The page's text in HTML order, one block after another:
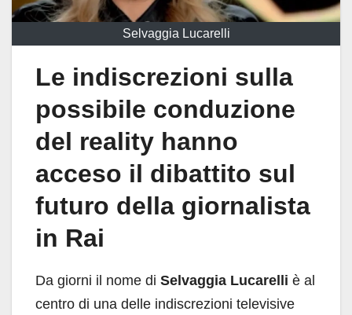
Selvaggia Lucarelli
Le indiscrezioni sulla
possibile conduzione
del reality hanno
acceso il dibattito sul
futuro della giornalista
in Rai
Da giorni il nome di Selvaggia Lucarelli è al
centro di una delle indiscrezioni televisive